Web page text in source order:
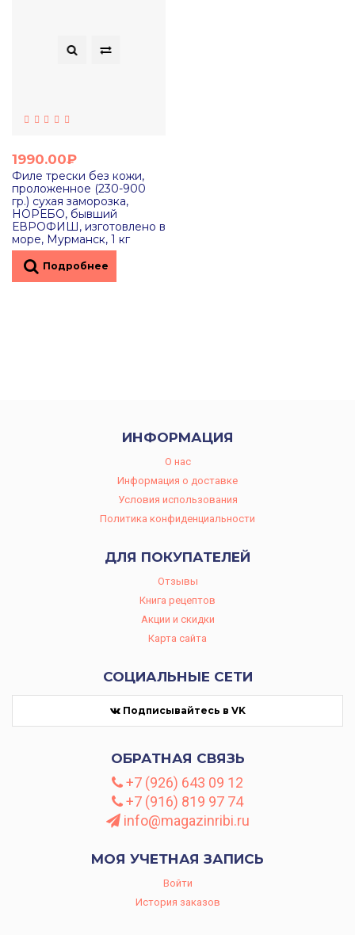
1990.00₽
Филе трески без кожи,
проложенное (230-900
гр.) сухая заморозка,
НОРЕБО, бывший
ЕВРОФИШ, изготовлено в
море, Мурманск, 1 кг
Подробнее
ИНФОРМАЦИЯ
O нас
Информация о доставке
Условия использования
Политика конфиденциальности
ДЛЯ ПОКУПАТЕЛЕЙ
Отзывы
Книга рецептов
Акции и скидки
Карта сайта
СОЦИАЛЬНЫЕ СЕТИ
Подписывайтесь в VK
ОБРАТНАЯ СВЯЗЬ
+7 (926) 643 09 12
+7 (916) 819 97 74
info@magazinribi.ru
МОЯ УЧЕТНАЯ ЗАПИСЬ
Войти
История заказов